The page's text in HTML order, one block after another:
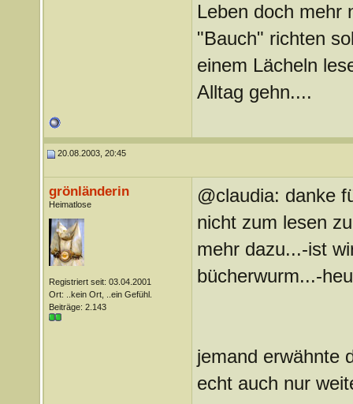
Leben doch mehr
"Bauch" richten
einem Lächeln
Alltag gehn....
20.08.2003, 20:45
grönländerin
Heimatlose
Registriert seit: 03.04.2001
Ort: ..kein Ort, ..ein Gefühl.
Beiträge: 2.143
@claudia: danke
nicht zum lesen
mehr dazu...-ist
bücherwurm...-
jemand erwähnte
echt auch nur